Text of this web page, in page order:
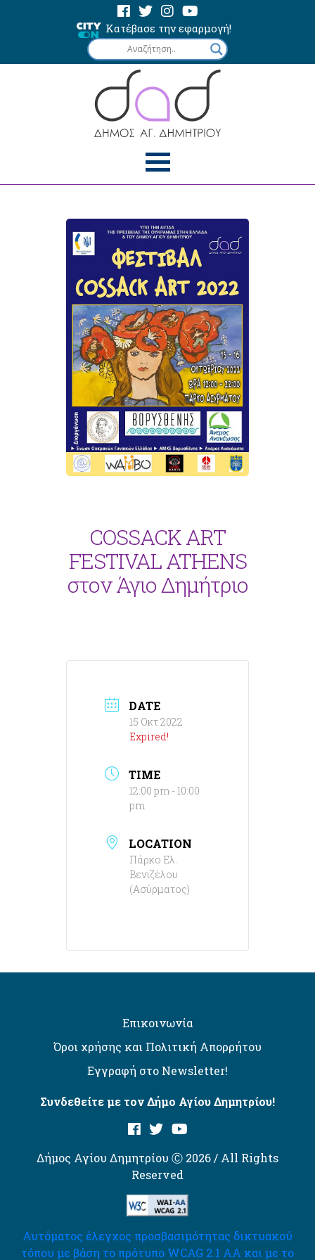
Κατέβασε την εφαρμογή!
COSSACK ART
FESTIVAL ATHENS
στον Άγιο Δημήτριο
DATE
15 Οκτ 2022
Expired!
TIME
12:00 pm - 10:00
pm
LOCATION
Πάρκο Ελ.
Βενιζέλου
(Ασύρματος)
Επικοινωνία
Όροι χρήσης και Πολιτική Απορρήτου
Εγγραφή στο Newsletter!
Συνδεθείτε με τον Δήμο Αγίου Δημητρίου!
Δήμος Αγίου Δημητρίου Ⓒ 2026 / All Rights
Reserved
Αυτόματος έλεγχος προσβασιμότητας δικτυακού
τόπου με βάση το πρότυπο WCAG 2.1 AA και με το